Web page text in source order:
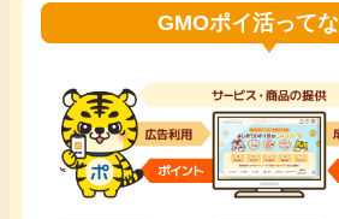
毎日ゲット
特集一覧
GMOポイ活って